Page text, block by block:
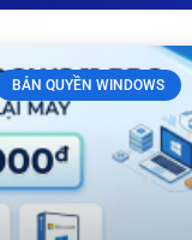
BẢN QUYỀN WINDOWS